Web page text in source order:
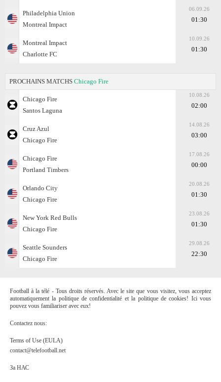
Philadelphia Union
Montreal Impact
06.09.26
01:30
Montreal Impact
Charlotte FC
10.09.26
01:30
PROCHAINS MATCHS Chicago Fire
Chicago Fire
Santos Laguna
10.08.26
02:00
Cruz Azul
Chicago Fire
14.08.26
03:00
Chicago Fire
Portland Timbers
17.08.26
00:00
Orlando City
Chicago Fire
20.08.26
01:30
New York Red Bulls
Chicago Fire
23.08.26
01:30
Seattle Sounders
Chicago Fire
29.08.26
22:30
Football à la télé - Tous droits réservés. Avec le site que vous visitez, vous acceptez
automatiquement la politique de confidentialité et la politique de cookies! Ici vous
pouvez vous familiariser avec eux!
Contactez nous:
Terms of Use (EULA)
contact@telefootball.net
За НАС